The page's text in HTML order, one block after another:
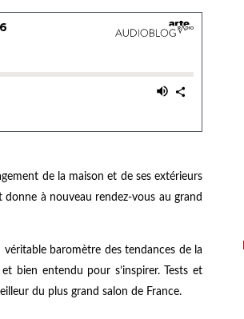
de la maison et de ses extérieurs
à nouveau rendez-vous au grand
baromètre des tendances de la
bien entendu pour s’inspirer. Tests et
du plus grand salon de France.